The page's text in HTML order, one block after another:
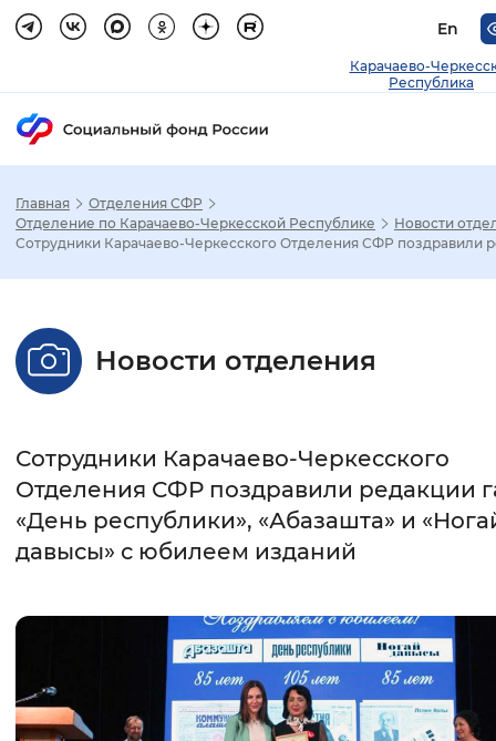
En
Карачаево-
Республика
Настройка режима отображения
Стандартный Увеличенный
Без засечек
Интервал между буквами
Цвет сайта
Монохромный Инверсивный
Синий фон
Главная
Отделения СФР
Отделение по Карачаево-Черкесской Республике
Новости
Сотрудники Карачаево-Черкесского Отделения СФР поздравили
Новости отделения
Сотрудники Карачаево-Черкесского
Отделения СФР поздравили редакции
«День республики», «Абазашта» и
давысы» с юбилеем изданий